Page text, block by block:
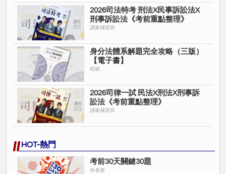
2026司法特考 刑法X民事訴訟法X
刑事訴訟法《考前重點整理》
讀家補習班
身分法體系解題完全攻略（三版）
【電子書】
程穎
2026司律一試 民法X刑法X刑事訴
訟法《考前重點整理》
讀家補習班
HOT-熱門
考前30天關鍵30題
作者群